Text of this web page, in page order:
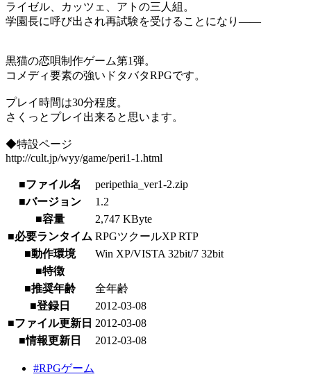
ライゼル、カッツェ、アトの三人組。
学園長に呼び出され再試験を受けることになり――
黒猫の恋唄制作ゲーム第1弾。
コメディ要素の強いドタバタRPGです。
プレイ時間は30分程度。
さくっとプレイ出来ると思います。
◆特設ページ
http://cult.jp/wyy/game/peri1-1.html
■ファイル名
peripethia_ver1-2.zip
■バージョン
1.2
■容量
2,747 KByte
■必要ランタイム RPGツクールXP RTP
■動作環境
Win XP/VISTA 32bit/7 32bit
■特徴
■推奨年齢
全年齢
■登録日
2012-03-08
■ファイル更新日 2012-03-08
■情報更新日
2012-03-08
#RPGゲーム